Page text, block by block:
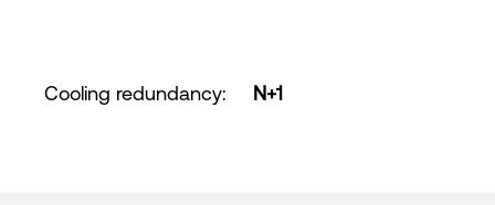
Cooling redundancy: N+1